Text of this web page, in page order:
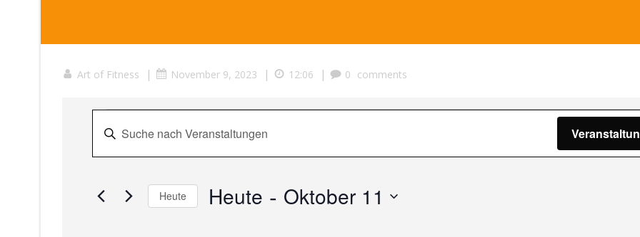
Art of Fitness | November 9, 2023 | 12:06 | 0 comments
Veranstaltungen
V
e
r
Bitte
Schlüsselwort
eingeben.
nach
Heute Heute - Oktober 11